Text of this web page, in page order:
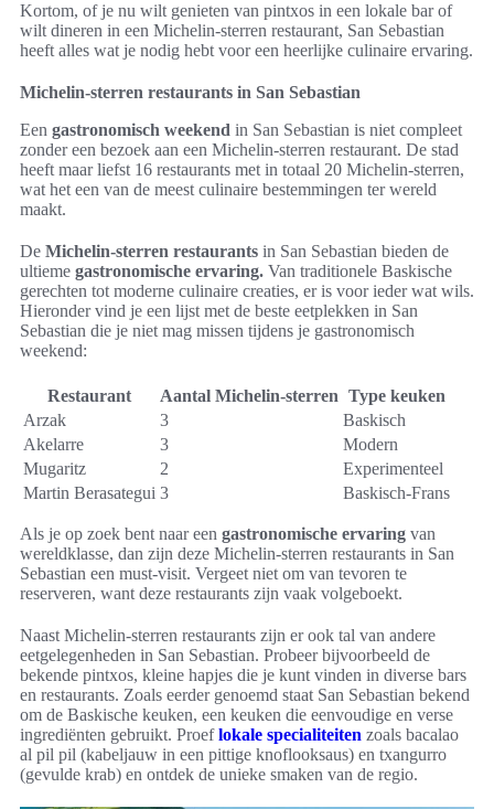
Kortom, of je nu wilt genieten van pintxos in een lokale bar of
wilt dineren in een Michelin-sterren restaurant, San Sebastian
heeft alles wat je nodig hebt voor een heerlijke culinaire ervaring.
Michelin-sterren restaurants in San Sebastian
Een gastronomisch weekend in San Sebastian is niet compleet
zonder een bezoek aan een Michelin-sterren restaurant. De stad
heeft maar liefst 16 restaurants met in totaal 20 Michelin-sterren,
wat het een van de meest culinaire bestemmingen ter wereld
maakt.
De Michelin-sterren restaurants in San Sebastian bieden de
ultieme gastronomische ervaring. Van traditionele Baskische
gerechten tot moderne culinaire creaties, er is voor ieder wat wils.
Hieronder vind je een lijst met de beste eetplekken in San
Sebastian die je niet mag missen tijdens je gastronomisch
weekend:
Restaurant Aantal Michelin-sterren Type keuken
Arzak
3
Baskisch
Akelarre
3
Modern
Mugaritz
2
Experimenteel
Martin Berasategui 3 Baskisch-Frans
Als je op zoek bent naar een gastronomische ervaring van
wereldklasse, dan zijn deze Michelin-sterren restaurants in San
Sebastian een must-visit. Vergeet niet om van tevoren te
reserveren, want deze restaurants zijn vaak volgeboekt.
Naast Michelin-sterren restaurants zijn er ook tal van andere
eetgelegenheden in San Sebastian. Probeer bijvoorbeeld de
bekende pintxos, kleine hapjes die je kunt vinden in diverse bars
en restaurants. Zoals eerder genoemd staat San Sebastian bekend
om de Baskische keuken, een keuken die eenvoudige en verse
ingrediënten gebruikt. Proeflokale specialiteiten zoals bacalao
al pil pil (kabeljauw in een pittige knoflooksaus) en txangurro
(gevulde krab) en ontdek de unieke smaken van de regio.